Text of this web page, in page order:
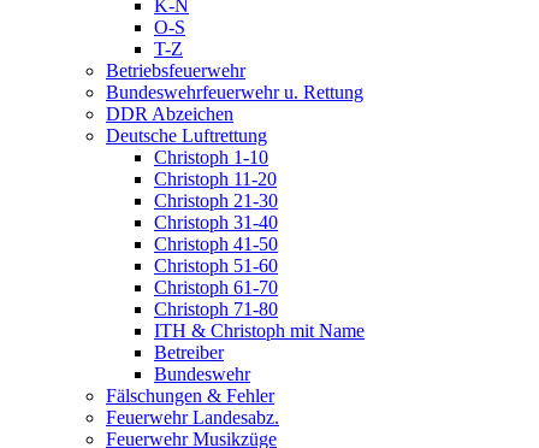
K-N
O-S
T-Z
Betriebsfeuerwehr
Bundeswehrfeuerwehr u. Rettung
DDR Abzeichen
Deutsche Luftrettung
Christoph 1-10
Christoph 11-20
Christoph 21-30
Christoph 31-40
Christoph 41-50
Christoph 51-60
Christoph 61-70
Christoph 71-80
ITH & Christoph mit Name
Betreiber
Bundeswehr
Fälschungen & Fehler
Feuerwehr Landesabz.
Feuerwehr Musikzüge